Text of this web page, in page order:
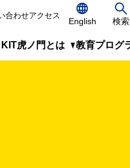
合わせアクセス
English 検索
KIT虎ノ門とは 教育プログ